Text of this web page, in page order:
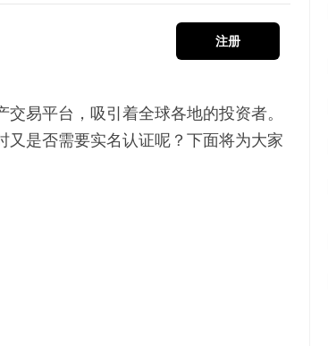
注册
易平台，吸引着全球各地的投资者。
又是否需要实名认证呢？下面将为大家